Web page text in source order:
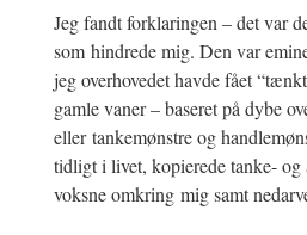
Jeg fandt forklaringen – det var
som hindrede mig. Den var
jeg overhovedet havde fået
gamle vaner – baseret på dybe
eller tankemønstre og
tidligt i livet, kopierede tanke-
voksne omkring mig samt